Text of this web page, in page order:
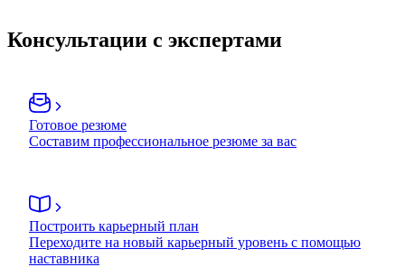
Консультации с экспертами
Готовое резюме
Составим профессиональное резюме за вас
Построить карьерный план
Переходите на новый карьерный уровень с помощью
наставника